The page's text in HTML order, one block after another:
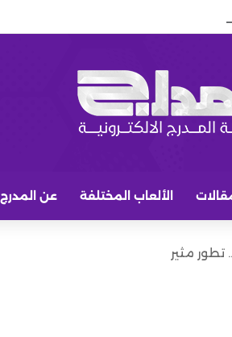
الألعاب المختلفة عن المدرج
مثير